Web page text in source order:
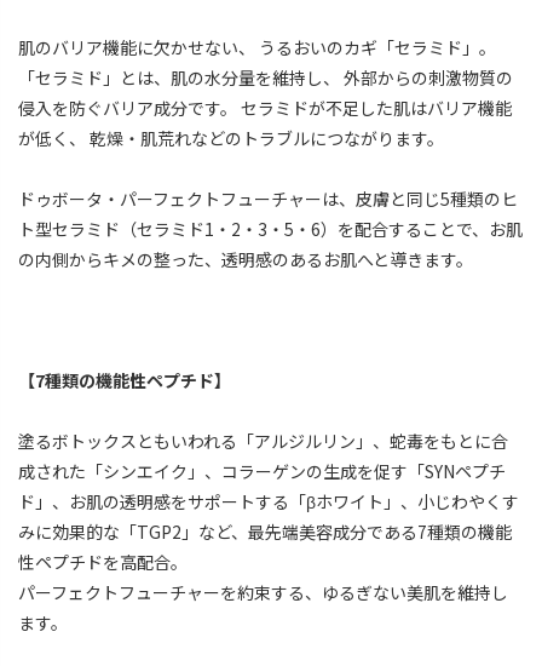
肌のバリア機能に欠かせない、 うるおいのカギ「セラミド」。
「セラミド」とは、肌の水分量を維持し、 外部からの刺激物質の
侵入を防ぐバリア成分です。 セラミドが不足した肌はバリア機能
が低く、 乾燥・肌荒れなどのトラブルにつながります。
ドゥボータ・パーフェクトフューチャーは、皮膚と同じ5種類のヒ
ト型セラミド（セラミド1・2・3・5・6）を配合することで、お肌
の内側からキメの整った、透明感のあるお肌へと導きます。
【7種類の機能性ペプチド】
塗るボトックスともいわれる「アルジルリン」、蛇毒をもとに合
成された「シンエイク」、コラーゲンの生成を促す「SYNペプチ
ド」、お肌の透明感をサポートする「βホワイト」、小じわやくす
みに効果的な「TGP2」など、最先端美容成分である7種類の機能
性ペプチドを高配合。
パーフェクトフューチャーを約束する、ゆるぎない美肌を維持し
ます。